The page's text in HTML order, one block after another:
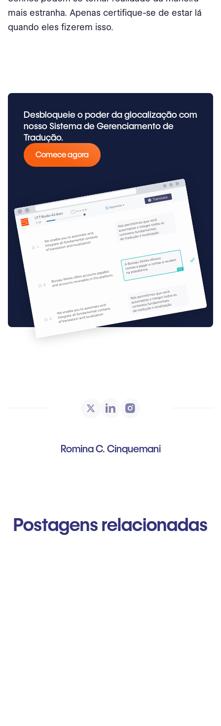
mais estranha. Apenas certifique-se de estar lá
quando eles fizerem isso.
Desbloqueie o poder da glocalização com
nosso Sistema de Gerenciamento de
Tradução.
Comece agora
Romina C. Cinquemani
Postagens relacionadas